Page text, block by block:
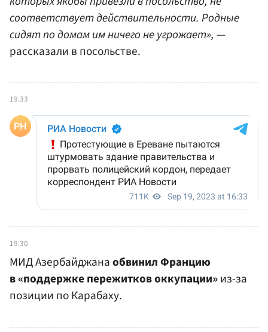
соответствует действительности. Родные
сидят по домам им ничего не угрожает», —
рассказали в посольстве.
19.33
19.30
МИД Азербайджанаобвинил Францию
в «поддержке пережитков оккупации»из-за
позиции по Карабаху.